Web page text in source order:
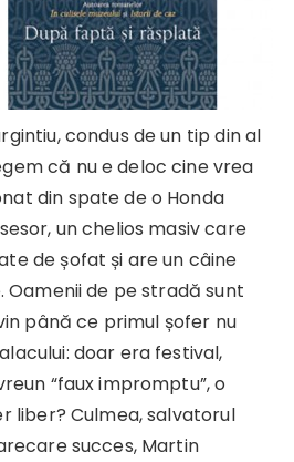
condus de un tip din al
că nu e deloc cine vrea
din spate de o Honda
un chelios masiv care
de șofat și are un câine
Oamenii de pe stradă sunt
până ce primul șofer nu
doar era festival,
“faux impromptu”, o
liber? Culmea, salvatorul
succes, Martin